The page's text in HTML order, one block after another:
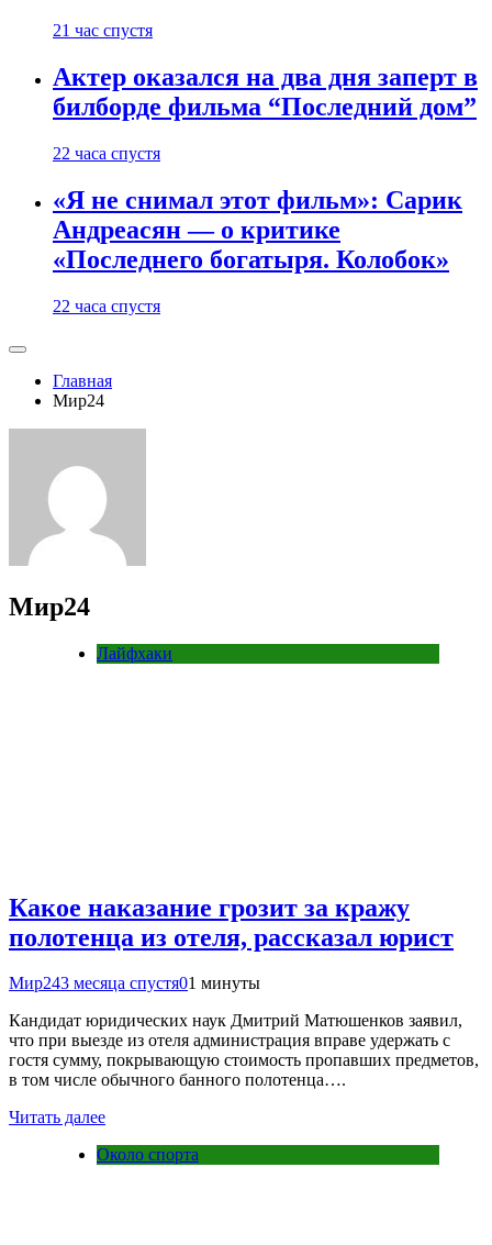
21 час спустя
Актер оказался на два дня заперт в
билборде фильма “Последний дом”
22 часа спустя
«Я не снимал этот фильм»: Сарик
Андреасян — о критике
«Последнего богатыря. Колобок»
22 часа спустя
Главная
Мир24
Мир24
Лайфхаки
Какое наказание грозит за кражу
полотенца из отеля, рассказал юрист
Мир243 месяца спустя01 минуты
Кандидат юридических наук Дмитрий Матюшенков заявил,
что при выезде из отеля администрация вправе удержать с
гостя сумму, покрывающую стоимость пропавших предметов,
в том числе обычного банного полотенца….
Читать далее
Около спорта